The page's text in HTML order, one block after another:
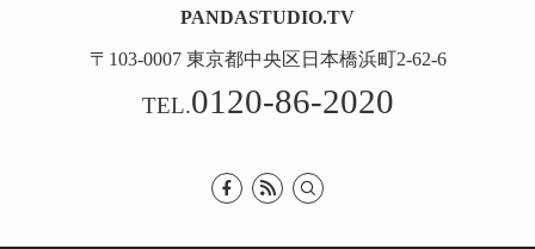
PANDASTUDIO.TV
〒103-0007 東京都中央区日本橋浜町2-62-6
TEL.0120-86-2020